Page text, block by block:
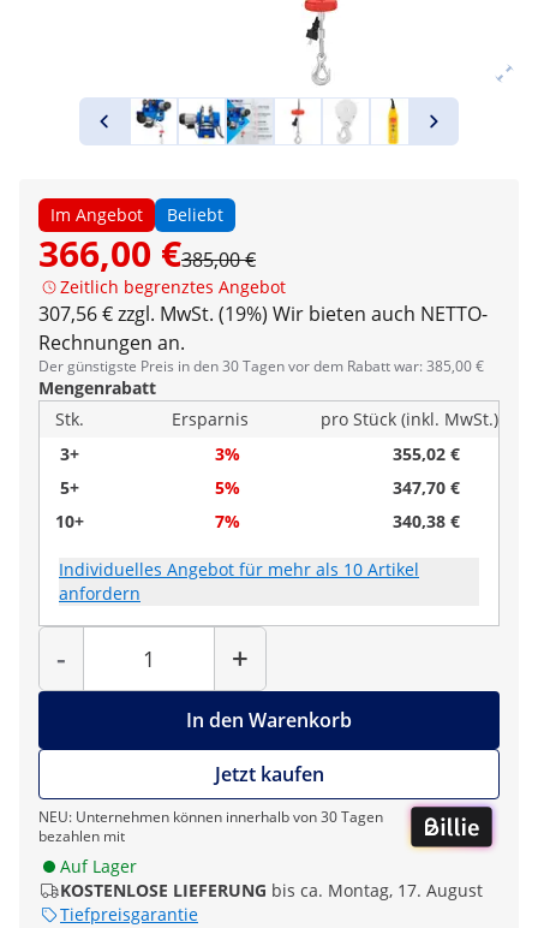
Im Angebot Beliebt
366,00 €385,00 €
Zeitlich begrenztes Angebot
307,56 € zzgl. MwSt. (19%) Wir bieten auch NETTO-
Rechnungen an.
Der günstigste Preis in den 30 Tagen vor dem Rabatt war: 385,00 €
Mengenrabatt
Stk.
Ersparnis
pro Stück (inkl. MwSt.)
3+
3%
355,02 €
5+
5%
347,70 €
10+
7% 340,38 €
Individuelles Angebot für mehr als 10 Artikel
anfordern
-
Menge
+
In den Warenkorb
Jetzt kaufen
NEU: Unternehmen können innerhalb von 30 Tagen
bezahlen mit
Auf Lager
KOSTENLOSE LIEFERUNG bis ca. Montag, 17. August
Tiefpreisgarantie